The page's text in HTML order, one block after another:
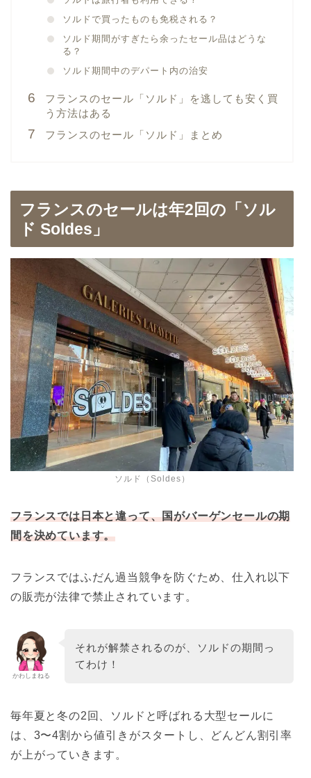
ソルドで買ったものも免税される？
ソルド期間がすぎたら余ったセール品はどうな
る？
ソルド期間中のデパート内の治安
フランスのセール「ソルド」を逃しても安く買
う方法はある
フランスのセール「ソルド」まとめ
フランスのセールは年2回の「ソル
ド Soldes」
ソルド（Soldes）
フランスでは日本と違って、国がバーゲンセールの期
間を決めています。
フランスではふだん過当競争を防ぐため、仕入れ以下
の販売が法律で禁止されています。
かわしまねる
それが解禁されるのが、ソルドの期間っ
てわけ！
毎年夏と冬の2回、ソルドと呼ばれる大型セールに
は、3〜4割から値引きがスタートし、どんどん割引率
が上がっていきます。